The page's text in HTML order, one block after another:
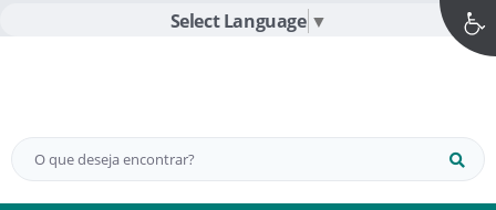
Select Language ▼